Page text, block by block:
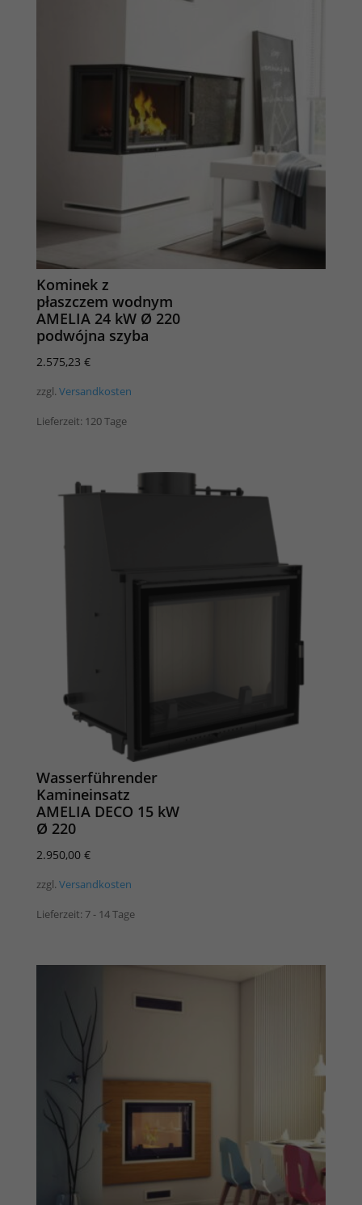
Kominek z
płaszczem wodnym
AMELIA 24 kW Ø 220
podwójna szyba
2.575,23 €
zzgl. Versandkosten
Lieferzeit: 120 Tage
Wasserführender
Kamineinsatz
AMELIA DECO 15 kW
Ø 220
2.950,00 €
zzgl. Versandkosten
Lieferzeit: 7 - 14 Tage